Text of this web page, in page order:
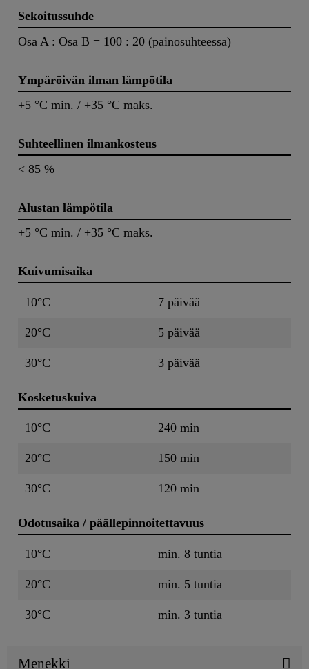
Sekoitussuhde
Osa A : Osa B = 100 : 20 (painosuhteessa)
Ympäröivän ilman lämpötila
+5 °C min. / +35 °C maks.
Suhteellinen ilmankosteus
< 85 %
Alustan lämpötila
+5 °C min. / +35 °C maks.
Kuivumisaika
10°C 7 päivää
20°C 5 päivää
30°C 3 päivää
Kosketuskuiva
10°C 240 min
20°C 150 min
30°C 120 min
Odotusaika / päällepinnoitettavuus
10°C min. 8 tuntia
20°C min. 5 tuntia
30°C min. 3 tuntia
Menekki